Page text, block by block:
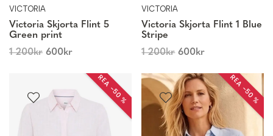
VICTORIA
Victoria Skjorta Flint 5
Green print
1 200kr 600kr
VICTORIA
Victoria Skjorta Flint 1 Blue
Stripe
1 200kr 600kr
REA −50 % REA −50 %